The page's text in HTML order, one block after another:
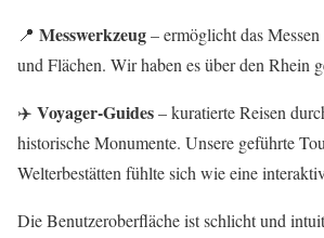
📍 Messwerkzeug– ermöglicht das
und Flächen. Wir haben es über den Rhein
✈️ Voyager-Guides– kuratierte Reisen
historische Monumente. Unsere geführte
Welterbestätten fühlte sich wie eine
Die Benutzeroberfläche ist schlicht und